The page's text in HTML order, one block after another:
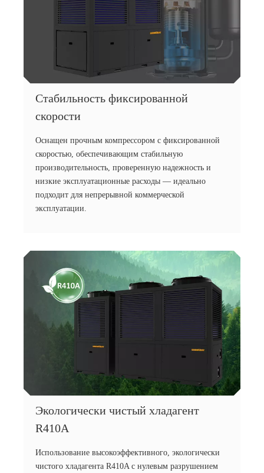
Стабильность фиксированной
скорости
Оснащен прочным компрессором с фиксированной
скоростью, обеспечивающим стабильную
производительность, проверенную надежность и
низкие эксплуатационные расходы — идеально
подходит для непрерывной коммерческой
эксплуатации.
Экологически чистый хладагент
R410A
Использование высокоэффективного, экологически
чистого хладагента R410A с нулевым разрушением